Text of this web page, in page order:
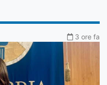
3 ore fa